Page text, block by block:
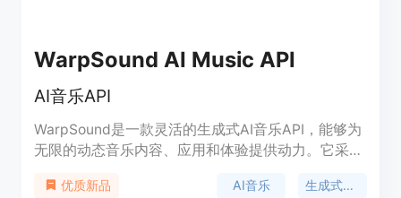
WarpSound AI Music API
AI音乐API
WarpSound是一款灵活的生成式AI音乐API，能够为
无限的动态音乐内容、应用和体验提供动力。它采用
松创建高质量的音乐体验。WarpSound还提供多种
优质新品 AI音乐 生成式音乐